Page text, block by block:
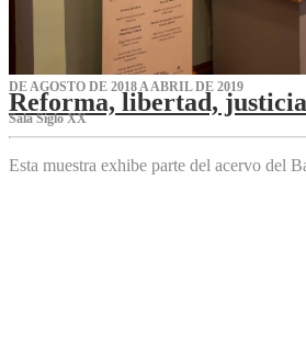
DE AGOSTO DE 2018 A ABRIL DE 2019
Reforma, libertad,
Sala Siglo XX
Esta muestra exhibe parte del acervo del